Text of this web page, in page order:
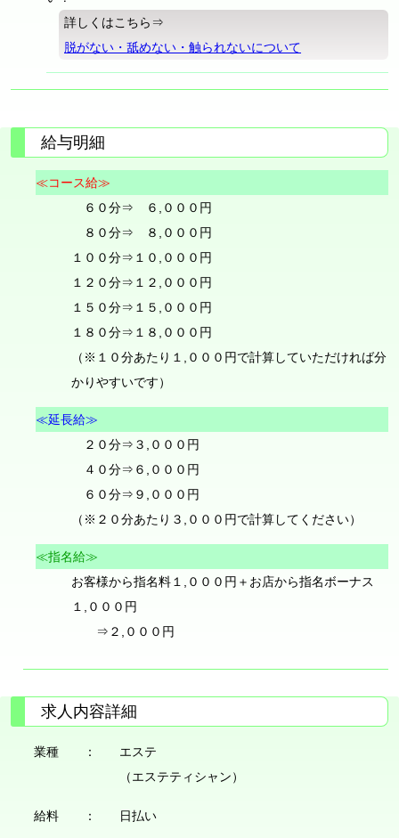
詳しくはこちら⇒
脱がない・舐めない・触られないについて
給与明細
≪コース給≫
６０分⇒ ６,０００円
８０分⇒ ８,０００円
１００分⇒１０,０００円
１２０分⇒１２,０００円
１５０分⇒１５,０００円
１８０分⇒１８,０００円
（※１０分あたり１,０００円で計算していただければ分
かりやすいです）
≪延長給≫
２０分⇒３,０００円
４０分⇒６,０００円
６０分⇒９,０００円
（※２０分あたり３,０００円で計算してください）
≪指名給≫
お客様から指名料１,０００円＋お店から指名ボーナス
１,０００円
⇒２,０００円
求人内容詳細
業種 ：
エステ
（エステティシャン）
給料 ： 日払い